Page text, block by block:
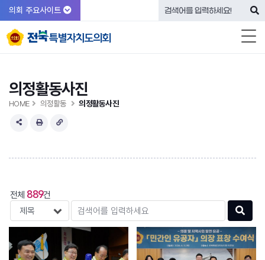
의회 주요사이트
의정활동사진
HOME 의정활동 의정활동사진
전체 889건
검색